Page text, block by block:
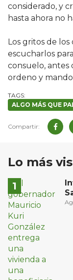
considerado, y
hasta ahora no
Los gritos de
escucharlos
consuelo, antes
ordeno y
ALGO MÁS QUE
Lo más